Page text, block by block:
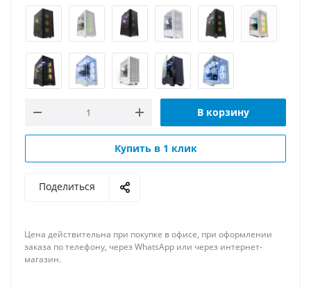
В корзину
Купить в 1 клик
Поделиться
Цена действительна при покупке в офисе, при оформлении
заказа по телефону, через WhatsApp или через интернет-
магазин.